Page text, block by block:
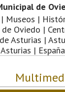
de
Museos |
de Oviedo |
Asturias |
|